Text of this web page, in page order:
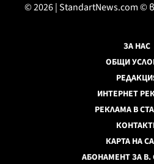
© 2026 | StandartNews.com ©
ЗА НАС
ОБЩИ
ИНТЕРНЕТ
РЕКЛАМА В
КАРТА НА
АБОНАМЕНТ ЗА В.